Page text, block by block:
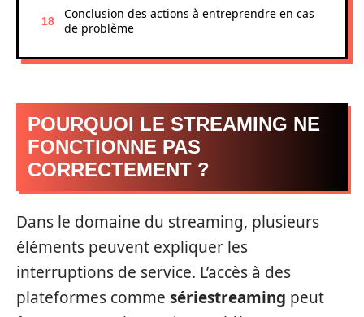
Conclusion des actions à entreprendre en cas
de problème
POURQUOI LE STREAMING NE
FONCTIONNE PAS
CORRECTEMENT ?
Dans le domaine du streaming, plusieurs
éléments peuvent expliquer les
interruptions de service. L’accès à des
plateformes comme sériestreaming peut